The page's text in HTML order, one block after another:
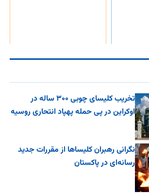
تخریب کلیسای چوبی ۳۰۰ ساله در
اوکراین در پی حمله پهپاد انتحاری روسیه
نگرانی رهبران کلیساها از مقررات جدید
رسانه‌ای در پاکستان